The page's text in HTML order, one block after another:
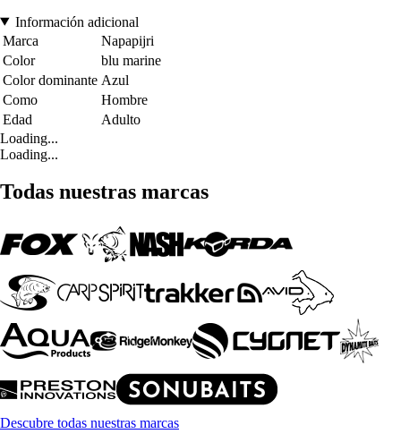
Información adicional
Marca
Napapijri
Color
blu marine
Color dominante Azul
Como
Hombre
Edad
Adulto
Loading...
Loading...
Todas nuestras marcas
Descubre todas nuestras marcas